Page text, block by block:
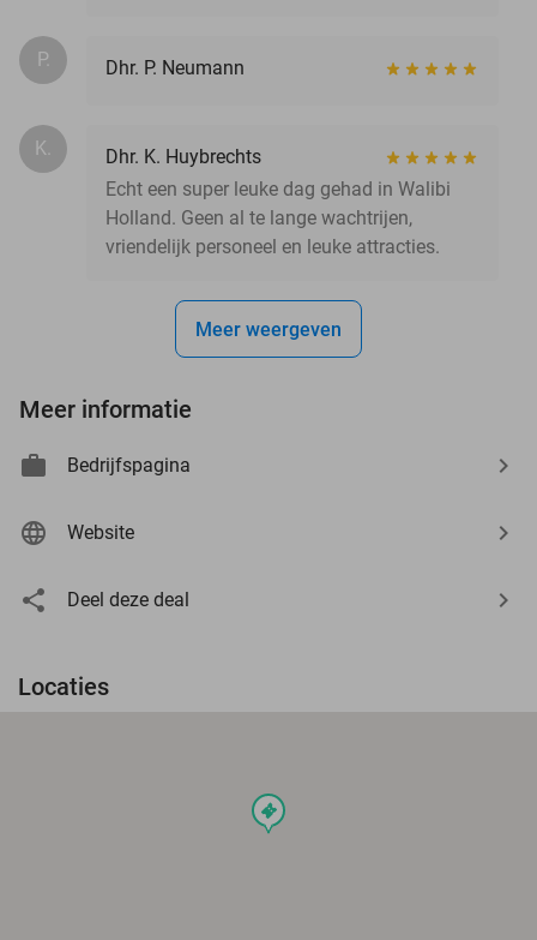
P. Dhr. P. Neumann
K.
Dhr. K. Huybrechts
Echt een super leuke dag gehad in Walibi
Holland. Geen al te lange wachtrijen,
vriendelijk personeel en leuke attracties.
Meer weergeven
Meer informatie
Bedrijfspagina
Website
Deel deze deal
Locaties
events